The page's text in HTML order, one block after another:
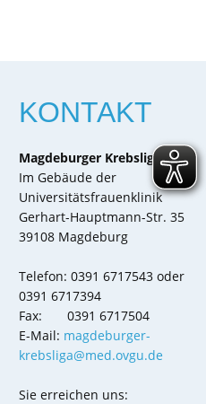
KONTAKT
Magdeburger Krebsliga e.V.
Im Gebäude der
Universitätsfrauenklinik
Gerhart-Hauptmann-Str. 35
39108 Magdeburg
Telefon: 0391 6717543 oder
0391 6717394
Fax: 0391 6717504
E-Mail: magdeburger-
krebsliga@med.ovgu.de
Sie erreichen uns: